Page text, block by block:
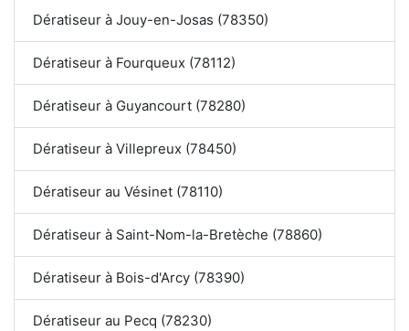
Dératiseur à Jouy-en-Josas (78350)
Dératiseur à Fourqueux (78112)
Dératiseur à Guyancourt (78280)
Dératiseur à Villepreux (78450)
Dératiseur au Vésinet (78110)
Dératiseur à Saint-Nom-la-Bretèche (78860)
Dératiseur à Bois-d'Arcy (78390)
Dératiseur au Pecq (78230)